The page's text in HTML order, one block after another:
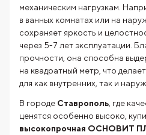
механическим нагрузкам.
в ванных комнатах или на
сохраняет яркость и
через 5-7 лет эксплуатации.
прочности, она способна
на квадратный метр, что
для как внутренних, так и
В городе Ставрополь , где
ценятся особенно высоко,
высокопрочная ОСНОВИТ